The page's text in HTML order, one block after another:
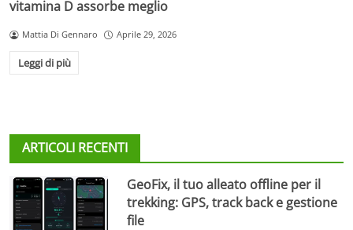
vitamina D assorbe meglio
Mattia Di Gennaro Aprile 29, 2026
Leggi di più
ARTICOLI RECENTI
GeoFix, il tuo alleato offline per il
trekking: GPS, track back e gestione
file